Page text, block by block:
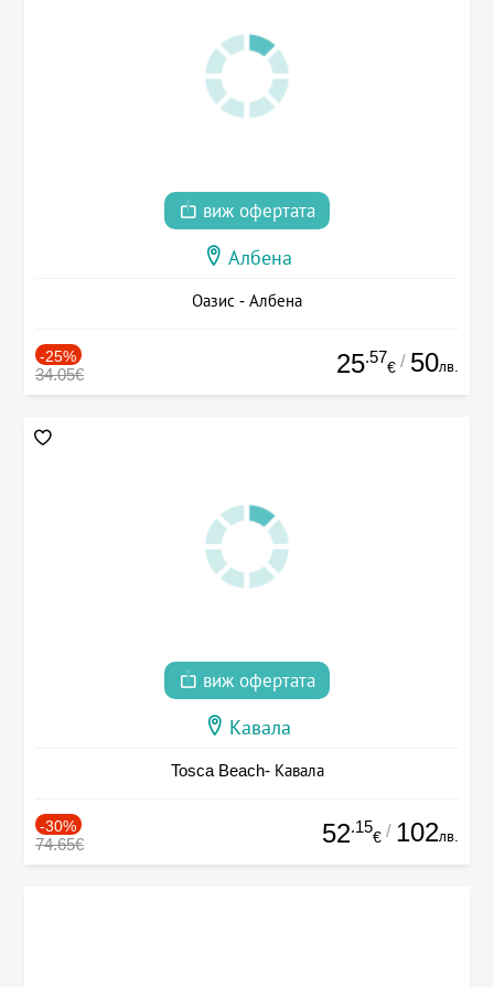
виж офертата
Албена
Оазис - Албена
-25%
34.05€ 25.57
€ / 50лв.
виж офертата
Кавала
Tosca Beach- Кавала
-30%
74.65€ 52.15
€ / 102лв.